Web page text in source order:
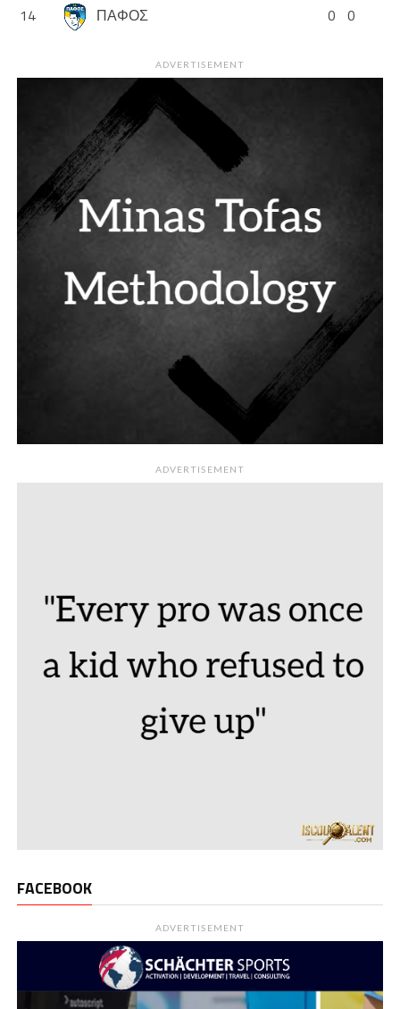
14 ΠΑΦΟΣ 0 0
ADVERTISEMENT
ADVERTISEMENT
FACEBOOK
ADVERTISEMENT